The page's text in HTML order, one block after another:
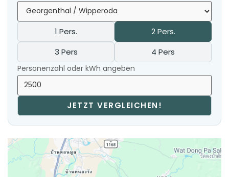
1 Pers.
2 Pers.
3 Pers
4 Pers
Personenzahl oder kWh angeben
JETZT VERGLEICHEN!